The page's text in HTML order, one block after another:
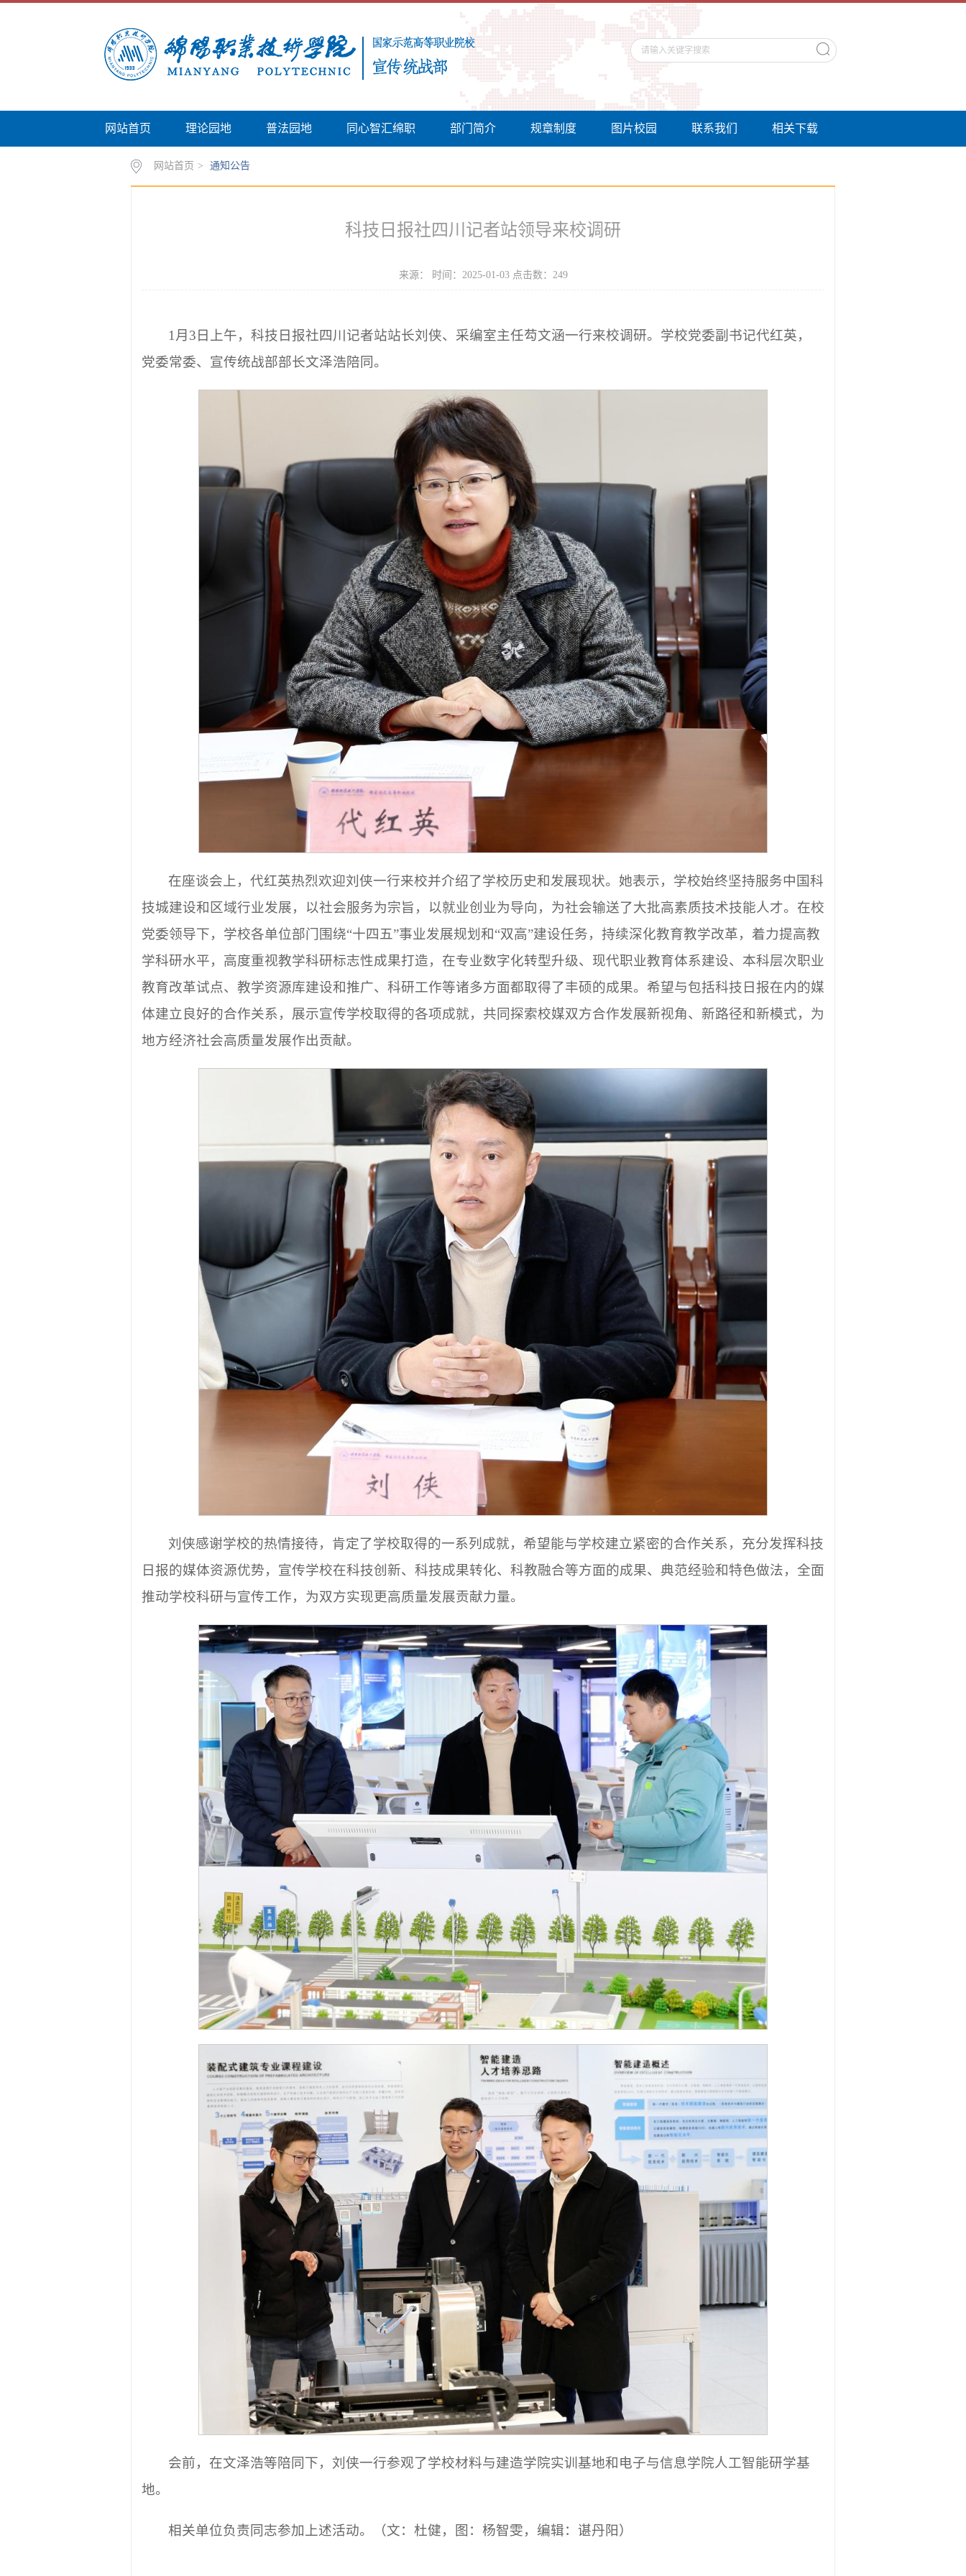
网站首页 理论园地 普法园地 同心智汇绵职 部门简介 规章制度 图片校园 联系我们 相关下载
网站首页 > 通知公告
科技日报社四川记者站领导来校调研
来源： 时间：2025-01-03 点击数： 249
1月3日上午，科技日报社四川记者站站长刘侠、采编室主任芶文涵一行来校调研。学校党委副书记代红英，
党委常委、宣传统战部部长文泽浩陪同。
在座谈会上，代红英热烈欢迎刘侠一行来校并介绍了学校历史和发展现状。她表示，学校始终坚持服务中国科
技城建设和区域行业发展，以社会服务为宗旨，以就业创业为导向，为社会输送了大批高素质技术技能人才。在校
党委领导下，学校各单位部门围绕“十四五”事业发展规划和“双高”建设任务，持续深化教育教学改革，着力提高教
学科研水平，高度重视教学科研标志性成果打造，在专业数字化转型升级、现代职业教育体系建设、本科层次职业
教育改革试点、教学资源库建设和推广、科研工作等诸多方面都取得了丰硕的成果。希望与包括科技日报在内的媒
体建立良好的合作关系，展示宣传学校取得的各项成就，共同探索校媒双方合作发展新视角、新路径和新模式，为
地方经济社会高质量发展作出贡献。
刘侠感谢学校的热情接待，肯定了学校取得的一系列成就，希望能与学校建立紧密的合作关系，充分发挥科技
日报的媒体资源优势，宣传学校在科技创新、科技成果转化、科教融合等方面的成果、典范经验和特色做法，全面
推动学校科研与宣传工作，为双方实现更高质量发展贡献力量。
会前，在文泽浩等陪同下，刘侠一行参观了学校材料与建造学院实训基地和电子与信息学院人工智能研学基
地。
相关单位负责同志参加上述活动。（文：杜健，图：杨智雯，编辑：谌丹阳）